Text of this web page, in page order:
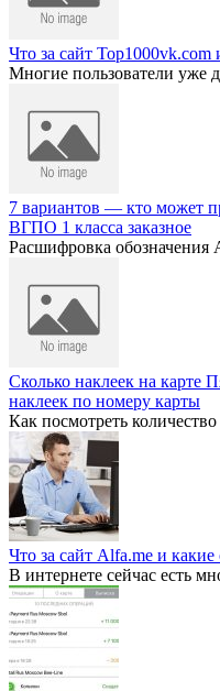
Что за сайт Top1000vk.com
Многие пользователи уже
7 вариантов — кто может
ВГПО 1 класса заказное
Расшифровка обозначения
Сколько наклеек на карте
наклеек по номеру карты
Как посмотреть
Что за сайт Alfa.me и
В интернете сейчас есть